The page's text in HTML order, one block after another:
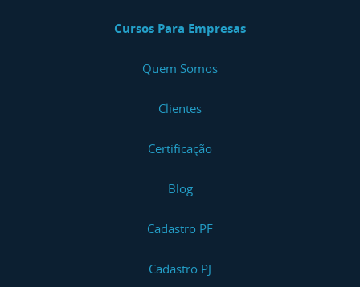
Cursos Para Empresas
Quem Somos
Clientes
Certificação
Blog
Cadastro PF
Cadastro PJ